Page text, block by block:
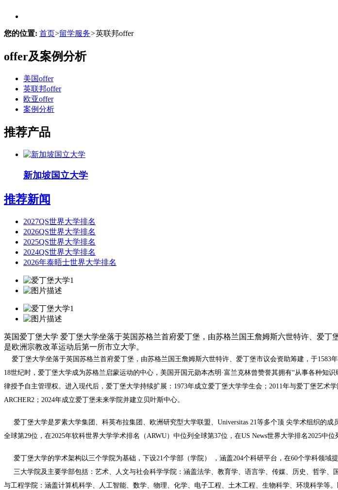
您的位置: 首页>留学服务>英联邦offer
offer及案例分析
美国offer
英联邦offer
欧亚offer
案例分析
推荐产品
新加坡国立大学
推荐新闻
2027QS世界大学排名
2026QS世界大学排名
2025QS世界大学排名
2024QS世界大学排名
2026年泰晤士世界大学排名
英国爱丁堡大学 爱丁堡大学坐落于英国苏格兰首府爱丁堡，由苏格兰国王詹姆斯六世特许、爱
是欧洲宗教改革运动后第一所市立大学。
爱丁堡大学坐落于英国苏格兰首府爱丁堡，由苏格兰国王詹姆斯六世特许、爱丁堡市议会资助筹建，于
18世纪时，爱丁堡大学成为苏格兰启蒙运动的中心，美国开国元勋本杰明·富兰克林曾赞誉其拥有“从事各种知
律授予自主管理权。进入现代后，爱丁堡大学持续扩展：1973年成立爱丁堡大学学生会；2011年与爱丁堡艺
ARCHER2；2024年成立爱丁堡未来学院并建立贝叶斯中心。
爱丁堡大学是罗素大学集团、科英布拉集团、欧洲研究型大学联盟、Universitas 21等多个顶 尖学术组织的
全球第29位，在2025年软科世界大学学术排名（ARWU）中位列全球第37位，在US News世界大学排名2025中
爱丁堡大学的学术架构以三个学院为基础，下设21个学部（学院） ，涵盖204个科研平台，在60个学科领域提
三大学院及主要学部包括： 艺术、人文与社会科学学院：涵盖法学、教育学、语言学、传媒、历史、哲学
与工程学院：涵盖计算机科学、人工智能、数学、物理、化学、电子工程、土木工程、生物科学、环境科学等。